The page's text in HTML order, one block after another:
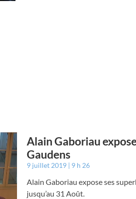
Alain Gaboriau
Gaudens
9 juillet 2019 9 h 26
Alain Gaboriau expose ses
jusqu’au 31 Août.